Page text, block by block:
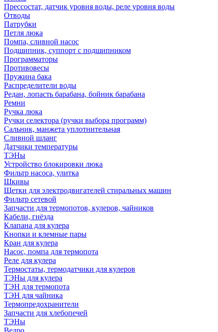
Прессостат, датчик уровня воды, реле уровня воды
Отводы
Патрубки
Петля люка
Помпа, сливной насос
Подшипник, суппорт с подшипником
Программаторы
Противовесы
Пружина бака
Распределители воды
Редан, лопасть барабана, бойник барабана
Ремни
Ручка люка
Ручки селектора (ручки выбора программ)
Сальник, манжета уплотнительная
Сливной шланг
Датчики температуры
ТЭНы
Устройство блокировки люка
Фильтр насоса, улитка
Шкивы
Щетки для электродвигателей стиральных машин
Фильтр сетевой
Запчасти для термопотов, кулеров, чайников
Кабели, гнёзда
Клапана для кулера
Кнопки и клемные пары
Кран для кулера
Насос, помпа для термопота
Реле для кулера
Термостаты, термодатчики для кулеров
ТЭНы для кулера
ТЭН для термопота
ТЭН для чайника
Термопредохранители
Запчасти для хлебопечей
ТЭНы
Ведро